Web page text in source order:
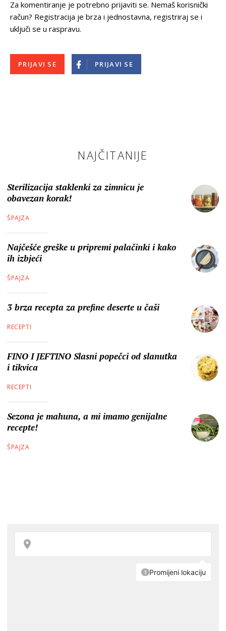
Za komentiranje je potrebno prijaviti se. Nemaš korisnički
račun? Registracija je brza i jednostavna, registriraj se i
uključi se u raspravu.
PRIJAVI SE PRIJAVI SE
NAJČITANIJE
Sterilizacija staklenki za zimnicu je
obavezan korak!
ŠPAJZA
Najčešće greške u pripremi palačinki i kako
ih izbjeći
ŠPAJZA
3 brza recepta za prefine deserte u čaši
RECEPTI
FINO I JEFTINO Slasni popečci od slanutka
i tikvica
RECEPTI
Sezona je mahuna, a mi imamo genijalne
recepte!
ŠPAJZA